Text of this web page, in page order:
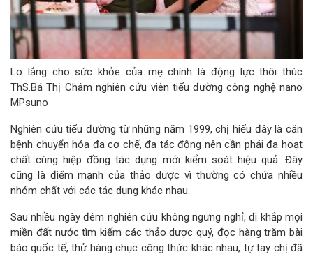
Lo lắng cho sức khỏe của mẹ chính là động lực thôi thúc
ThS.Bá Thị Châm nghiên cứu viên tiểu đường công nghệ nano
MPsuno
Nghiên cứu tiểu đường từ những năm 1999, chị hiểu đây là căn
bệnh chuyển hóa đa cơ chế, đa tác động nên cần phải đa hoạt
chất cùng hiệp đồng tác dụng mới kiểm soát hiệu quả. Đây
cũng là điểm mạnh của thảo dược vì thường có chứa nhiều
nhóm chất với các tác dụng khác nhau.
Sau nhiều ngày đêm nghiên cứu không ngưng nghỉ, đi khắp mọi
miền đất nước tìm kiếm các thảo dược quý, đọc hàng trăm bài
báo quốc tế, thử hàng chục công thức khác nhau, tự tay chị đã